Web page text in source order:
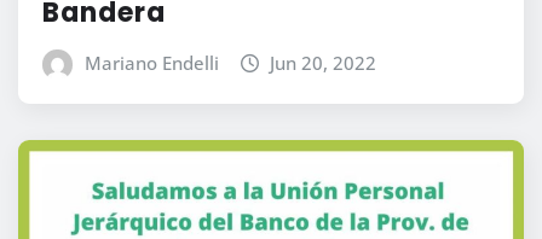
Bandera
Mariano Endelli Jun 20, 2022